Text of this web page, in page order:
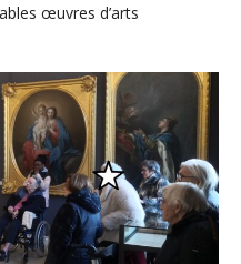
œuvres d’arts